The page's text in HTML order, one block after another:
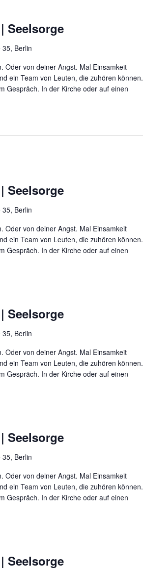
Seelsorge
Berlin
Oder von deiner Angst. Mal Einsamkeit
ein Team von Leuten, die zuhören können.
Gespräch. In der Kirche oder auf einen
Seelsorge
Berlin
Oder von deiner Angst. Mal Einsamkeit
ein Team von Leuten, die zuhören können.
Gespräch. In der Kirche oder auf einen
Seelsorge
Berlin
Oder von deiner Angst. Mal Einsamkeit
ein Team von Leuten, die zuhören können.
Gespräch. In der Kirche oder auf einen
Seelsorge
Berlin
Oder von deiner Angst. Mal Einsamkeit
ein Team von Leuten, die zuhören können.
Gespräch. In der Kirche oder auf einen
Seelsorge